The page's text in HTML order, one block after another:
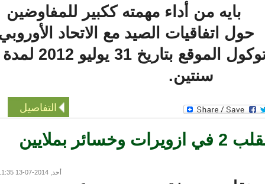
بايه من أداء مهمته ككبير للمفاوضين
اتفاقيات الصيد مع الاتحاد الأوروبي،
بهدف تجديد البروتوكول الموقع بتاريخ 31 يوليو 2012 لمدة
سنتين.
التفاصيل
حريق في منجم القلب 2 في ازويرات وخسائر بملايين